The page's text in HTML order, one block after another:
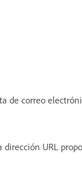
de correo
URL